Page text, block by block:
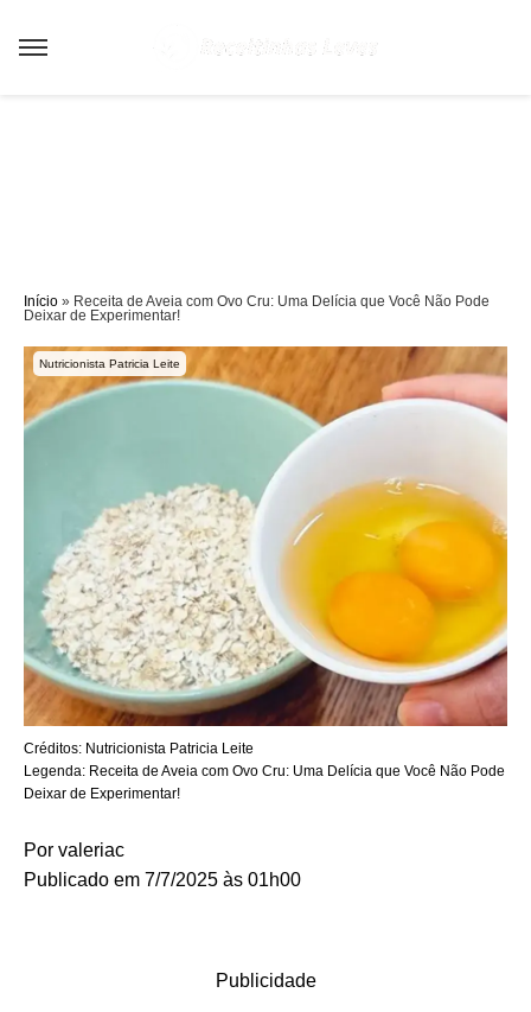
Início » Receita de Aveia com Ovo Cru: Uma Delícia que Você Não Pode
Deixar de Experimentar!
Nutricionista Patricia Leite
Créditos: Nutricionista Patricia Leite
Legenda: Receita de Aveia com Ovo Cru: Uma Delícia que Você Não Pode
Deixar de Experimentar!
Por valeriac
Publicado em 7/7/2025 às 01h00
Publicidade